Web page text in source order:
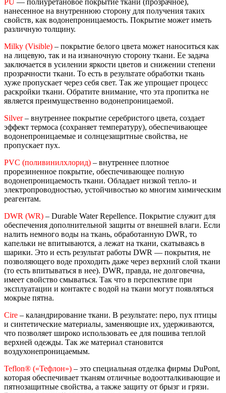
PU — полиуретановое покрытие ткани (прозрачное),
нанесенное на внутреннюю сторону для получения таких
свойств, как водонепроницаемость. Покрытие может иметь
различную толщину.
Milky (Visible) – покрытие белого цвета может наноситься как
на лицевую, так и на изнаночную сторону ткани. Ее задача
заключается в усилении яркости цветов и снижении степени
прозрачности ткани. То есть в результате обработки ткань
хуже пропускает через себя свет. Так же упрощает процесс
раскройки ткани. Обратите внимание, что эта пропитка не
является преимущественно водонепроницаемой.
Silver– внутреннее покрытие серебристого цвета, создает
эффект термоса (сохраняет температуру), обеспечивающее
водонепроницаемые и солнцезащитные свойства, не
пропускает пух.
PVC (поливинилхлорид) – внутреннее плотное
прорезиненное покрытие, обеспечивающее полную
водонепроницаемость ткани. Обладает низкой тепло- и
электропроводностью, устойчивостью ко многим химическим
реагентам.
DWR (WR) – Durable Water Repellence. Покрытие служит для
обеспечения дополнительной защиты от внешней влаги. Если
налить немного воды на ткань, обработанную DWR, то
капельки не впитываются, а лежат на ткани, скатываясь в
шарики. Это и есть результат работы DWR — покрытия, не
позволяющего воде проходить даже через верхний слой ткани
(то есть впитываться в нее). DWR, правда, не долговечна,
имеет свойство смываться. Так что в перспективе при
эксплуатации и контакте с водой на ткани могут появляться
мокрые пятна.
Сire – каландрирование ткани. В результате: перо, пух птицы
и синтетические материалы, заменяющие их, удерживаются,
что позволяет широко использовать ее для пошива теплой
верхней одежды. Так же материал становится
воздухонепроницаемым.
Teflon® («Тефлон») – это специальная отделка фирмы DuPont,
которая обеспечивает тканям отличные водоотталкивающие и
пятнозащитные свойства, а также защиту от брызг и грязи.